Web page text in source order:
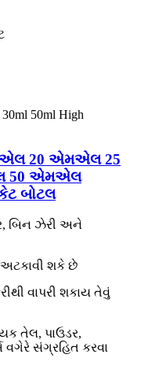
20 એમએલ 25
50 એમએલ
બોટલ
બિન ઝેરી અને
શકે છે
વાપરી શકાય તેવું
તેલ, પાઉડર,
વગેરે સંગ્રહિત કરવા